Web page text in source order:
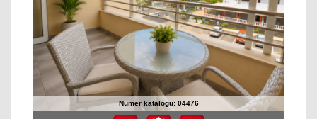
Numer katalogu: 04476